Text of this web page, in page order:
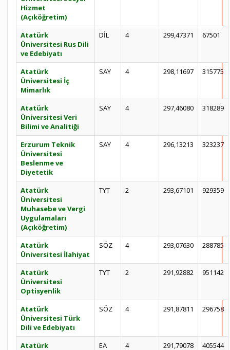
Hizmet
(Açıköğretim)
Atatürk
Üniversitesi Rus Dili
ve Edebiyatı
DİL 4 299,47371 67501
Atatürk
Üniversitesi İç
Mimarlık
SAY 4 298,11697 315775
Atatürk
Üniversitesi Veri
Bilimi ve Analitiği
SAY 4 297,46080 318289
Erzurum Teknik
Üniversitesi
Beslenme ve
Diyetetik
SAY 4 296,13213 323237
Atatürk
Üniversitesi
Muhasebe ve Vergi
Uygulamaları
(Açıköğretim)
TYT 2 293,67101 929359
Atatürk
Üniversitesi İlahiyat
SÖZ 4 293,07630 288785
Atatürk
Üniversitesi
Optisyenlik
TYT 2 291,92882 951142
Atatürk
Üniversitesi Türk
Dili ve Edebiyatı
SÖZ 4 291,87811 296758
Atatürk EA 4 291,79078 405544